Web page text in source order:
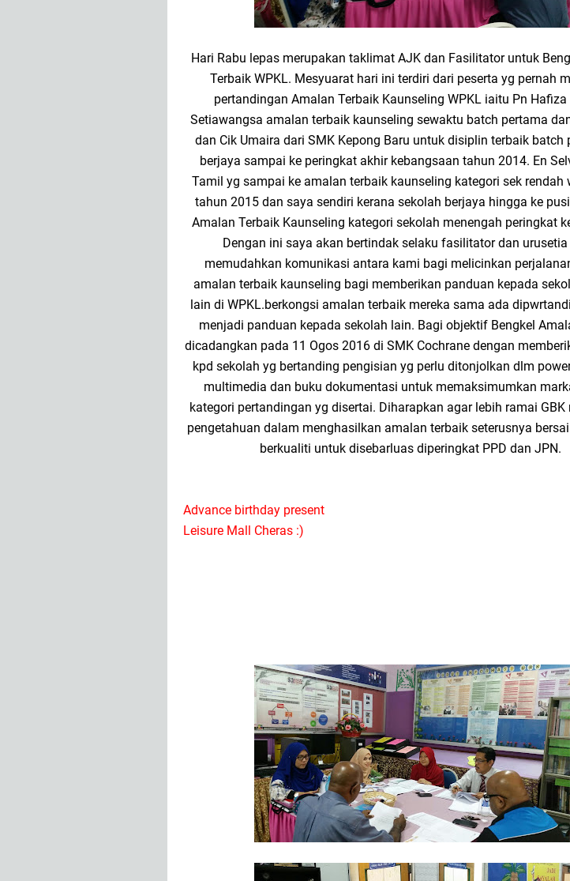
Hari Rabu lepas merupakan taklimat AJK dan Fasilitator untuk
Terbaik WPKL. Mesyuarat hari ini terdiri dari peserta yg pernah
pertandingan Amalan Terbaik Kaunseling WPKL iaitu Pn Hafiza
Setiawangsa amalan terbaik kaunseling sewaktu batch pertama
dan Cik Umaira dari SMK Kepong Baru untuk disiplin terbaik batch
berjaya sampai ke peringkat akhir kebangsaan tahun 2014. En
Tamil yg sampai ke amalan terbaik kaunseling kategori sek rendah
tahun 2015 dan saya sendiri kerana sekolah berjaya hingga ke
Amalan Terbaik Kaunseling kategori sekolah menengah peringkat
Dengan ini saya akan bertindak selaku fasilitator dan
memudahkan komunikasi antara kami bagi melicinkan
amalan terbaik kaunseling bagi memberikan panduan kepada
lain di WPKL.berkongsi amalan terbaik mereka sama ada
menjadi panduan kepada sekolah lain. Bagi objektif Bengkel
dicadangkan pada 11 Ogos 2016 di SMK Cochrane dengan
kpd sekolah yg bertanding pengisian yg perlu ditonjolkan dlm
multimedia dan buku dokumentasi untuk memaksimumkan
kategori pertandingan yg disertai. Diharapkan agar lebih ramai GBK
pengetahuan dalam menghasilkan amalan terbaik seterusnya
berkualiti untuk disebarluas diperingkat PPD dan JPN.
Advance birthday present
Leisure Mall Cheras :)